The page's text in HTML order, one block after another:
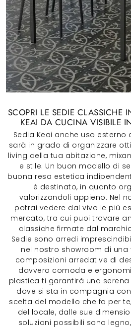
SCOPRI LE SEDIE CLASSICHE
KEAI DA CUCINA VISIBILE
Sedia Keai anche uso esterno
sarà in grado di organizzare
living della tua abitazione,
e stile. Un buon modello di
buona resa estetica
è destinato, in quanto
valorizzandoli appieno. Nel
potrai vedere dal vivo le più
mercato, tra cui puoi trovare
classiche firmate dal
Sedie sono arredi
nel nostro showroom di
composizioni arredative di
davvero comoda e
plastica ti garantirà una
dove si sta in compagnia
scelta del modello che fa per
del locale, dalle sue
soluzioni possibili sono